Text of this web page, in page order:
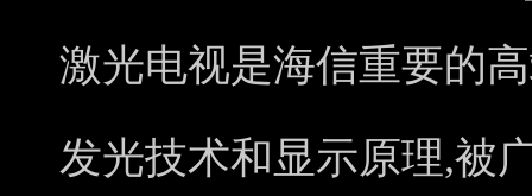
激光电视是海信重要的
发光技术和显示原理,被